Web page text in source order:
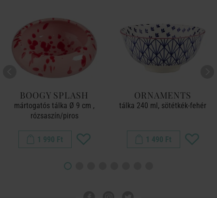
BOOGY SPLASH
mártogatós tálka Ø 9 cm ,
rózsaszín/piros
1 990 Ft
ORNAMENTS
tálka 240 ml, sötétkék-fehér
1 490 Ft